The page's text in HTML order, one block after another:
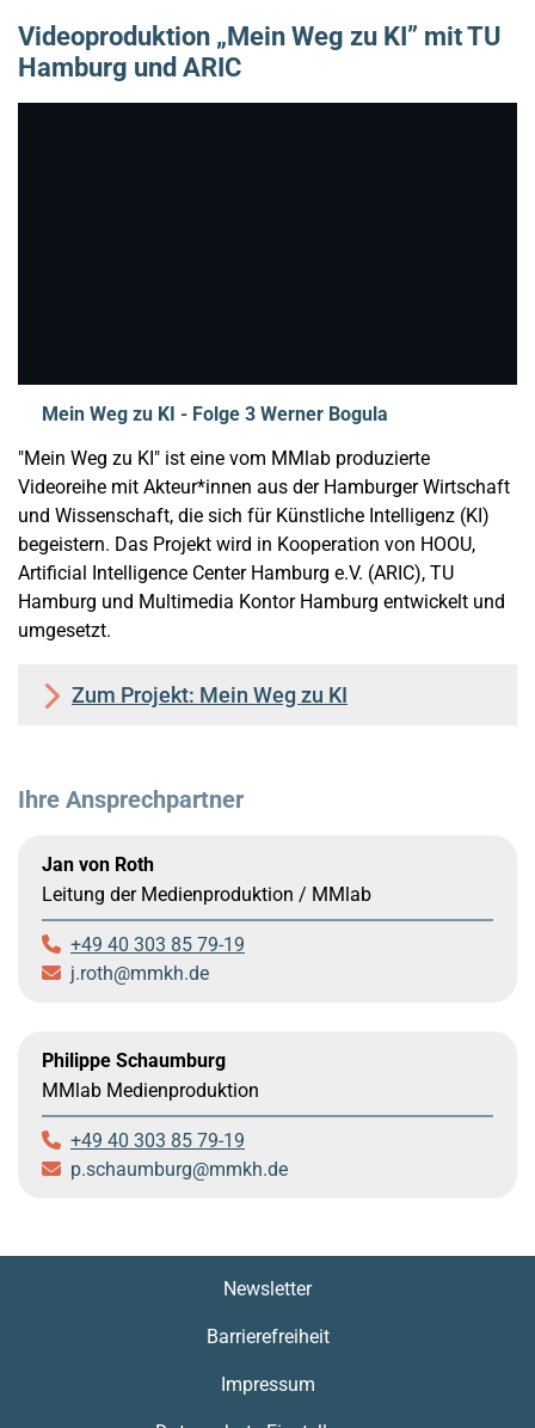
Videoproduktion „Mein Weg zu KI” mit TU
Hamburg und ARIC
Mein Weg zu KI - Folge 3 Werner Bogula
"Mein Weg zu KI" ist eine vom MMlab produzierte
Videoreihe mit Akteur*innen aus der Hamburger Wirtschaft
und Wissenschaft, die sich für Künstliche Intelligenz (KI)
begeistern. Das Projekt wird in Kooperation von HOOU,
Artificial Intelligence Center Hamburg e.V. (ARIC), TU
Hamburg und Multimedia Kontor Hamburg entwickelt und
umgesetzt.
Zum Projekt: Mein Weg zu KI
Ihre Ansprechpartner
Jan von Roth
Leitung der Medienproduktion / MMlab
+49 40 303 85 79-19
j.roth
mmkh.de
Philippe Schaumburg
MMlab Medienproduktion
+49 40 303 85 79-19
p.schaumburg
mmkh.de
Impressum
Barrierefreiheit
Newsletter